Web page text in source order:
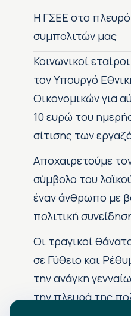
H ΓΣΕΕ στο
συμπολιτών μας
Κοινωνικοί
τον Υπουργό
Οικονομικών για
10 ευρώ του
σίτισης των
Αποχαιρετούμε
σύμβολο του
έναν άνθρωπο με
πολιτική
Οι τραγικοί
σε Γύθειο και
την ανάγκη
την πλευρά της